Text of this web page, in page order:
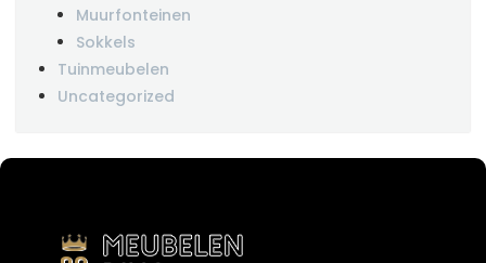
Muurfonteinen
Sokkels
Tuinmeubelen
Uncategorized